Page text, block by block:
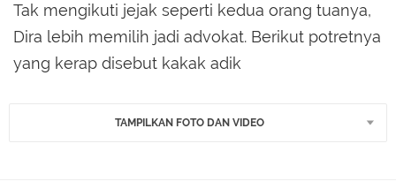
Tak mengikuti jejak seperti kedua orang tuanya,
Dira lebih memilih jadi advokat. Berikut potretnya
yang kerap disebut kakak adik
TAMPILKAN FOTO DAN VIDEO